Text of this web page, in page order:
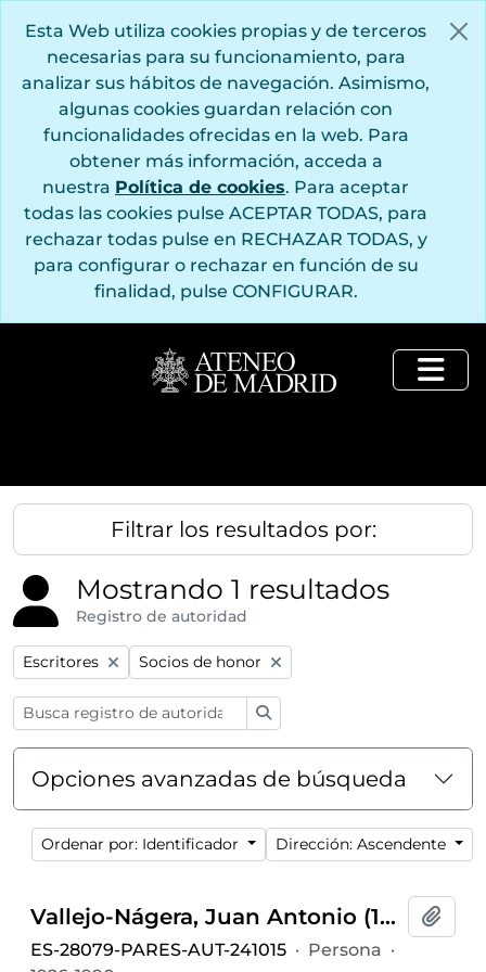
Esta Web utiliza cookies propias y de terceros
necesarias para su funcionamiento, para
analizar sus hábitos de navegación. Asimismo,
algunas cookies guardan relación con
funcionalidades ofrecidas en la web. Para
obtener más información, acceda a
nuestra Política de cookies. Para aceptar
todas las cookies pulse ACEPTAR TODAS, para
rechazar todas pulse en RECHAZAR TODAS, y
para configurar o rechazar en función de su
finalidad, pulse CONFIGURAR.
Filtrar los resultados por:
Mostrando 1 resultados
Registro de autoridad
Remove filter:
Escritores Remove filter:
Socios de honor
Opciones avanzadas de búsqueda
Ordenar por: Identificador Dirección: Ascendente
Vallejo-Nágera, Juan Antonio (1926-1990)
ES-28079-PARES-AUT-241015 · Persona ·